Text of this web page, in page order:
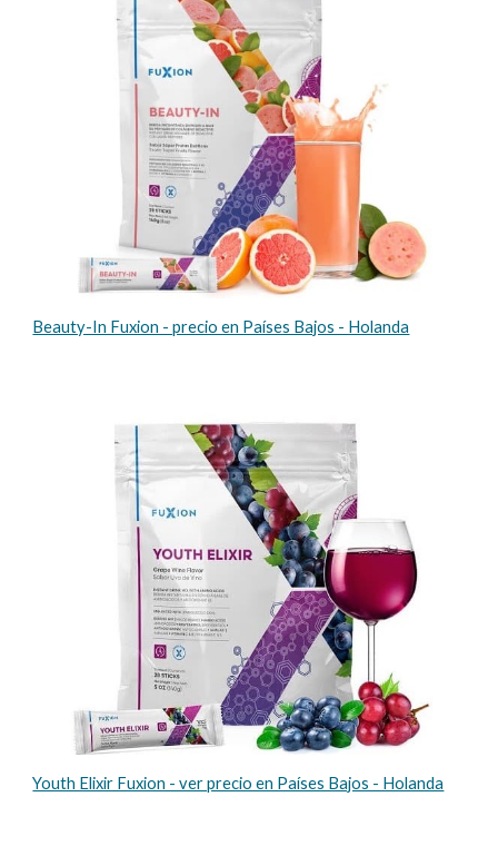
Beauty-In Fuxion - precio en Países Bajos - Holanda
Youth Elixir Fuxion - ver precio en Países Bajos - Holanda